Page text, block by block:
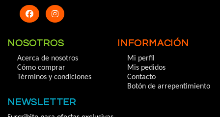
NOSOTROS
Acerca de nosotros
Cómo comprar
Términos y condiciones
INFORMACIÓN
Mi perfil
Mis pedidos
Contacto
Botón de arrepentimiento
NEWSLETTER